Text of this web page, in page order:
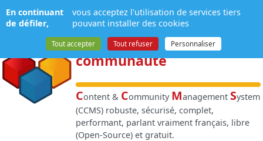
NPDS:Gestion de
contenuet de
communauté
Content & Community Management System
(CCMS) robuste, sécurisé, complet,
performant, parlant vraiment français, libre
(Open-Source) et gratuit.
Panneau de gestion des cookies
En continuant
de défiler,
vous acceptez l'utilisation de services tiers
pouvant installer des cookies
Tout accepter Tout refuser Personnaliser